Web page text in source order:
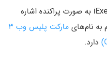
تا همین‌جا هم به سرویس‌های iExec‌ به صورت پراکنده اشاره
نام‌های مارکت پلیس وب ۳
دارد.